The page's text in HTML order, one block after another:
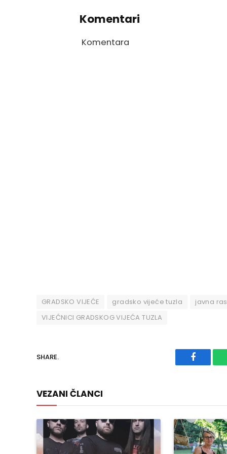
Komentari
Komentara
GRADSKO VIJEĆE gradsko vijeće tuzla
javna
VIJEĆNICI GRADSKOG VIJEĆA TUZLA
SHARE.
VEZANI ČLANCI